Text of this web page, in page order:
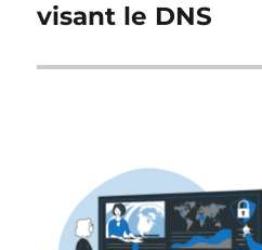
visant le DNS